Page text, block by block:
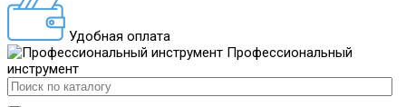
Удобная оплата
Профессиональный
инструмент